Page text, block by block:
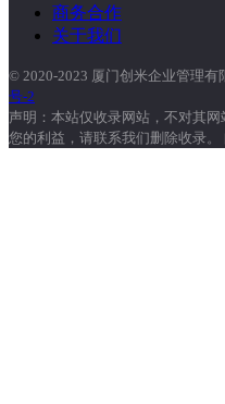
商务合作
关于我们
© 2020-2023 厦门创米企业管理有
号-2
声明：本站仅收录网站，不对其
您的利益，请联系我们删除收录。